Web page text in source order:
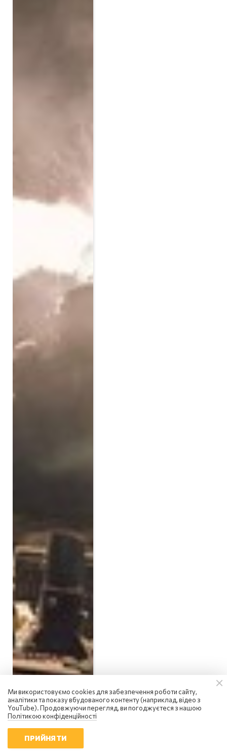
Ми використовуємо cookies для забезпечення роботи сайту,
аналітики та показу вбудованого контенту (наприклад, відео з
YouTube). Продовжуючи перегляд, ви погоджуєтеся з нашою
Політикою конфіденційності
ПРИЙНЯТИ